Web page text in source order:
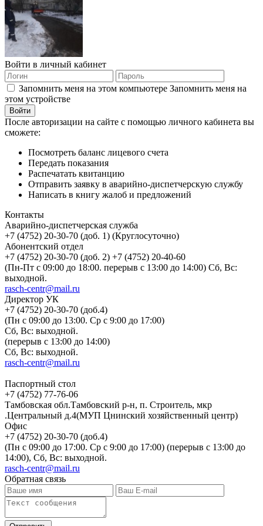
Войти в личный кабинет
Запомнить меня на этом компьютере Запомнить меня на
этом устройстве
После авторизации на сайте с помощью личного кабинета вы
сможете:
Посмотреть баланс лицевого счета
Передать показания
Распечатать квитанцию
Отправить заявку в аварийно-диспетчерскую службу
Написать в книгу жалоб и предложений
Контакты
Аварийно-диспетчерская служба
+7 (4752) 20-30-70 (доб. 1) (Круглосуточно)
Абонентский отдел
+7 (4752) 20-30-70 (доб. 2) +7 (4752) 20-40-60
(Пн-Пт с 09:00 до 18:00. перерыв с 13:00 до 14:00) Сб, Вс:
выходной.
rasch-centr@mail.ru
Директор УК
+7 (4752) 20-30-70 (доб.4)
(Пн с 09:00 до 13:00. Ср с 9:00 до 17:00)
Сб, Вс: выходной.
(перерыв с 13:00 до 14:00)
Сб, Вс: выходной.
rasch-centr@mail.ru
Паспортный стол
+7 (4752) 77-76-06
Тамбовская обл.Тамбовский р-н, п. Строитель, мкр
.Центральный д.4(МУП Цнинский хозяйственный центр)
Офис
+7 (4752) 20-30-70 (доб.4)
(Пн с 09:00 до 17:00. Ср с 9:00 до 17:00) (перерыв с 13:00 до
14:00), Сб, Вс: выходной.
rasch-centr@mail.ru
Обратная связь